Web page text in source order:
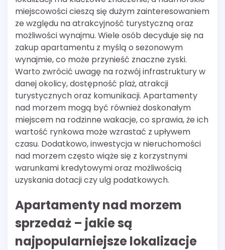
miejscowości cieszą się dużym zainteresowaniem
ze względu na atrakcyjność turystyczną oraz
możliwości wynajmu. Wiele osób decyduje się na
zakup apartamentu z myślą o sezonowym
wynajmie, co może przynieść znaczne zyski.
Warto zwrócić uwagę na rozwój infrastruktury w
danej okolicy, dostępność plaż, atrakcji
turystycznych oraz komunikacji. Apartamenty
nad morzem mogą być również doskonałym
miejscem na rodzinne wakacje, co sprawia, że ich
wartość rynkowa może wzrastać z upływem
czasu. Dodatkowo, inwestycja w nieruchomości
nad morzem często wiąże się z korzystnymi
warunkami kredytowymi oraz możliwością
uzyskania dotacji czy ulg podatkowych.
Apartamenty nad morzem
sprzedaż – jakie są
najpopularniejsze lokalizacje